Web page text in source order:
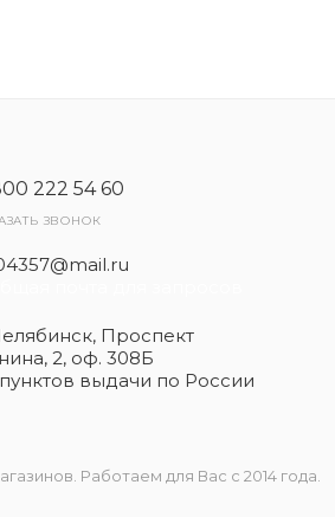
222 54 60
ЗВОНОК
Проспект
2, оф. 308Б
выдачи по России
Работаем для Вас с 2014 года.